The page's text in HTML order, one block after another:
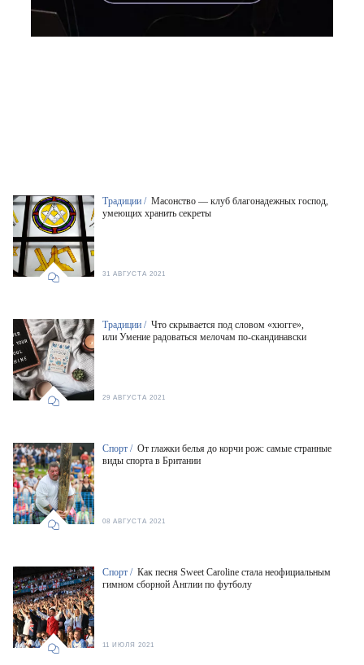
Традиции / Масонство — клуб благонадежных господ,
умеющих хранить секреты
31 АВГУСТА 2021
Традиции / Что скрывается под словом «хюгге»,
или Умение радоваться мелочам по-скандинавски
29 АВГУСТА 2021
Спорт / От глажки белья до корчи рож: самые странные
виды спорта в Британии
08 АВГУСТА 2021
Спорт / Как песня Sweet Caroline стала неофициальным
гимном сборной Англии по футболу
11 ИЮЛЯ 2021